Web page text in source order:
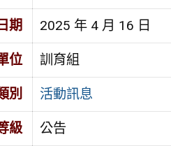
期 2025 年 4 月 16 日
位 訓育組
別 活動訊息
級 公告